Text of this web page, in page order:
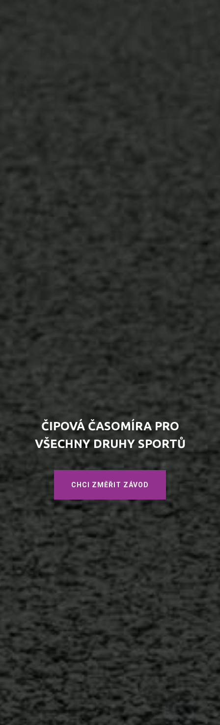
ČIPOVÁ ČASOMÍRA PRO
VŠECHNY DRUHY SPORTŮ
CHCI ZMĚŘIT ZÁVOD